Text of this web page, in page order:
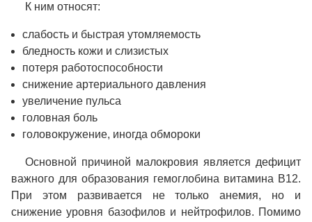
К ним относят:
слабость и быстрая утомляемость
бледность кожи и слизистых
потеря работоспособности
снижение артериального давления
увеличение пульса
головная боль
головокружение, иногда обмороки
Основной причиной малокровия является дефицит
важного для образования гемоглобина витамина В12.
При этом развивается не только анемия, но и
снижение уровня базофилов и нейтрофилов. Помимо